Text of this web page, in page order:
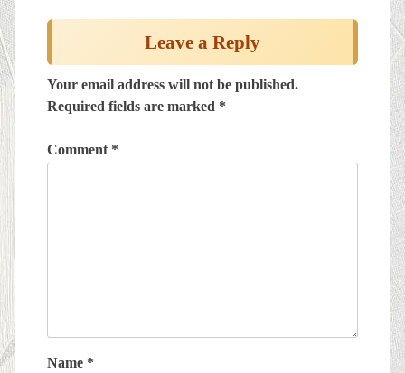
Leave a Reply
Your email address will not be published.
Required fields are marked *
Comment *
Name *